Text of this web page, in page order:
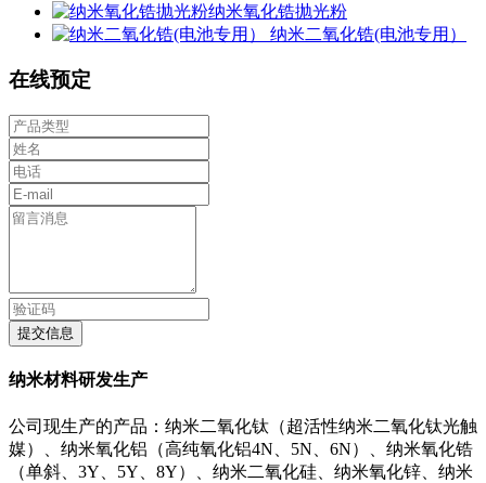
​纳米氧化锆抛光粉
纳米二氧化锆(电池专用）
在线预定
提交信息
纳米材料研发生产
公司现生产的产品：纳米二氧化钛（超活性纳米二氧化钛光触
媒）、纳米氧化铝（高纯氧化铝4N、5N、6N）、纳米氧化锆
（单斜、3Y、5Y、8Y）、纳米二氧化硅、纳米氧化锌、纳米